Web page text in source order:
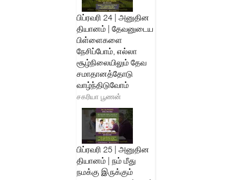
பிப்ரவரி 24 | அனுதின
தியானம் | தேவனுடைய
பிள்ளைகளை
நேசிப்போம், எல்லா
சூழ்நிலையிலும் தேவ
சமாதானத்தோடு
வாழ்ந்திடுவோம்
சகரியா பூணன்
பிப்ரவரி 25 | அனுதின
தியானம் | நம் மீது
நமக்கு இருக்கும்